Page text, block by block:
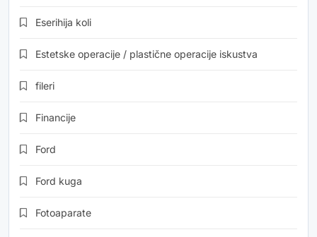
Eserihija koli
Estetske operacije / plastične operacije iskustva
fileri
Financije
Ford
Ford kuga
Fotoaparate